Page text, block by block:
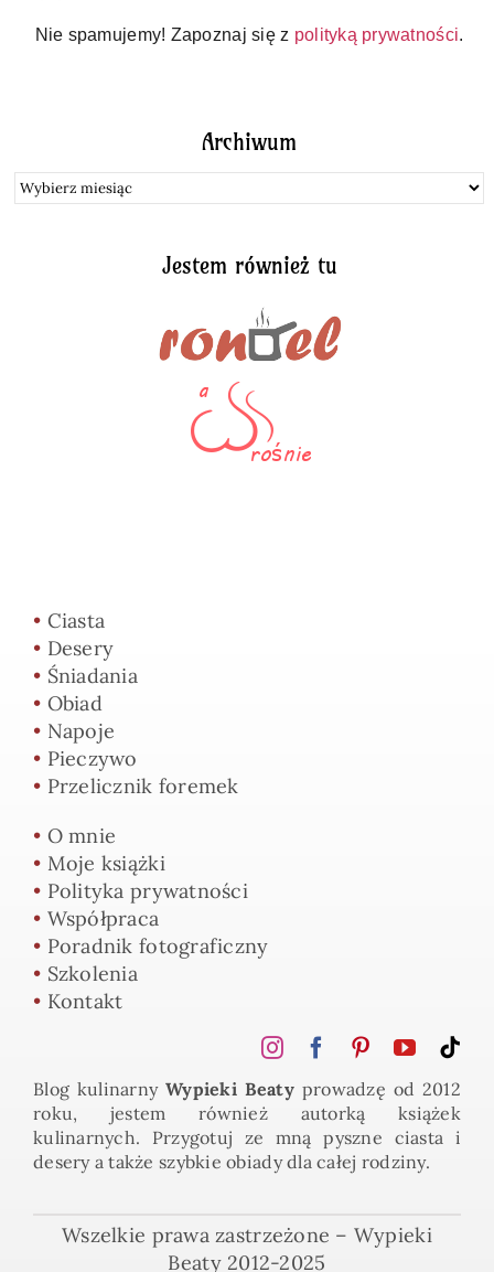
Nie spamujemy! Zapoznaj się z polityką prywatności.
Archiwum
Archiwum
Jestem również tu
• Ciasta
• Desery
• Śniadania
• Obiad
• Napoje
• Pieczywo
• Przelicznik foremek
• O mnie
• Moje książki
• Polityka prywatności
• Współpraca
• Poradnik fotograficzny
• Szkolenia
• Kontakt
Blog kulinarny Wypieki Beaty prowadzę od 2012
roku, jestem również autorką książek
kulinarnych. Przygotuj ze mną pyszne ciasta i
desery a także szybkie obiady dla całej rodziny.
Wszelkie prawa zastrzeżone – Wypieki
Beaty 2012-2025